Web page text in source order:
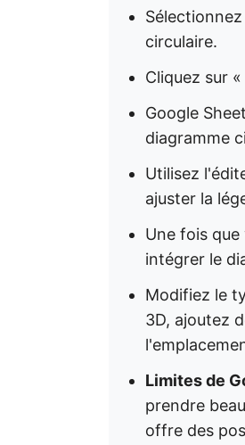
circulaire.
Cliquez sur
Google
diagramme
Utilisez
ajuster la
Une fois
intégrer le
Modifiez le
3D, ajoutez
Limites de
prendre
offre des